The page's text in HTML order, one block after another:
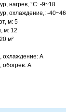
нагрев, °C: -9~18
охлаждение,: -40~46
м: 5
м: 12
м²
охлаждение: A
обогрев: A